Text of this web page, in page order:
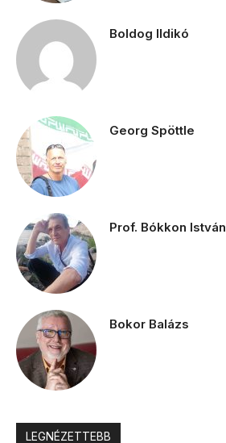
Boldog Ildikó
Georg Spöttle
Prof. Bókkon István
Bokor Balázs
LEGNÉZETTEBB